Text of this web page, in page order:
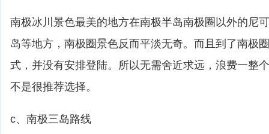
南极冰川景色最美的地方在南极半岛南极圈以外的尼
岛等地方，南极圈景色反而平淡无奇。而且到了南极
式，并没有安排登陆。所以无需舍近求远，浪费一整
不是很推荐选择。
c、南极三岛路线